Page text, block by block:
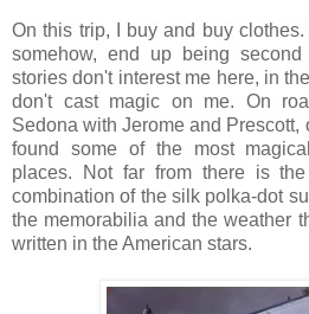
On this trip, I buy and buy
somehow, end up being
stories don't interest me here, in
don't cast magic on me. On
Sedona with Jerome and Prescott,
found some of the most
places. Not far from there is
combination of the silk polka-dot
the memorabilia and the weather
written in the American stars.